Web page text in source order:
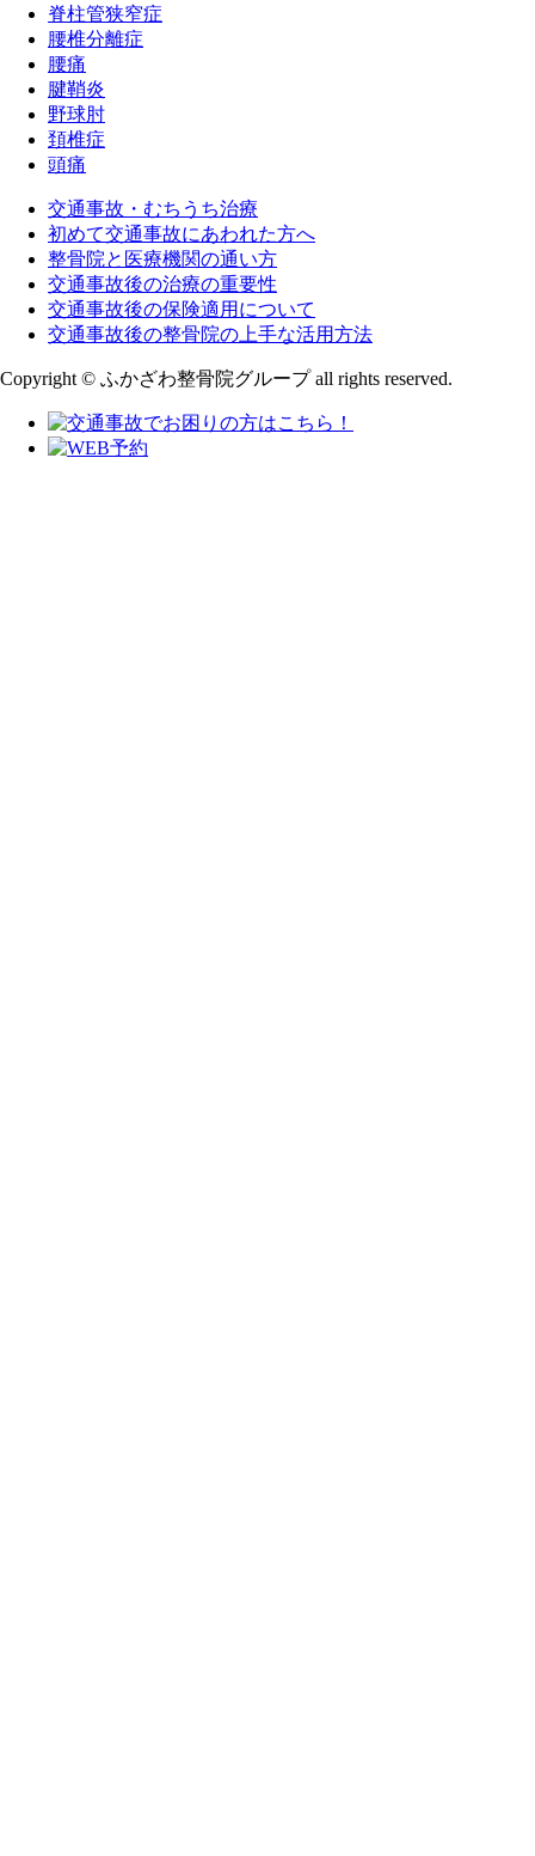
脊柱管狭窄症
腰椎分離症
腰痛
腱鞘炎
野球肘
頚椎症
頭痛
交通事故・むちうち治療
初めて交通事故にあわれた方へ
整骨院と医療機関の通い方
交通事故後の治療の重要性
交通事故後の保険適用について
交通事故後の整骨院の上手な活用方法
Copyright © ふかざわ整骨院グループ all rights reserved.